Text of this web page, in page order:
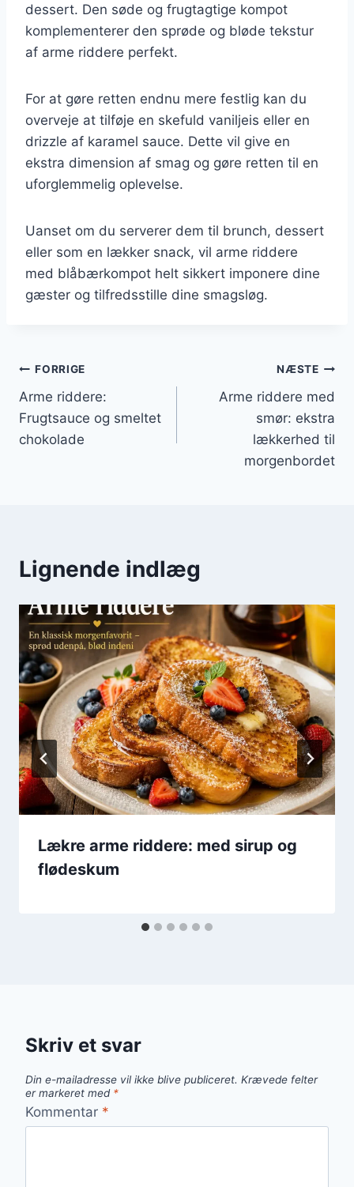
dessert. Den søde og frugtagtige kompot
komplementerer den sprøde og bløde tekstur
af arme riddere perfekt.
For at gøre retten endnu mere festlig kan du
overveje at tilføje en skefuld vaniljeis eller en
drizzle af karamel sauce. Dette vil give en
ekstra dimension af smag og gøre retten til en
uforglemmelig oplevelse.
Uanset om du serverer dem til brunch, dessert
eller som en lækker snack, vil arme riddere
med blåbærkompot helt sikkert imponere dine
gæster og tilfredsstille dine smagsløg.
Indlægsnavigation
FORRIGE
Arme riddere:
Frugtsauce og smeltet
chokolade
NÆSTE
Arme riddere med
smør: ekstra
lækkerhed til
morgenbordet
Lignende indlæg
Lækre arme riddere: med sirup og
flødeskum
Skriv et svar
Din e-mailadresse vil ikke blive publiceret. Krævede felter
er markeret med *
Kommentar *